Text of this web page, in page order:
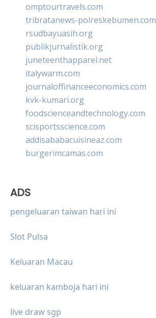
omptourtravels.com
tribratanews-polreskebumen.com
rsudbayuasih.org
publikjurnalistik.org
juneteenthapparel.net
italywarm.com
journaloffinanceeconomics.com
kvk-kumari.org
foodscienceandtechnology.com
scisportsscience.com
addisababacuisineaz.com
burgerimcamas.com
ADS
pengeluaran taiwan hari ini
Slot Pulsa
Keluaran Macau
keluaran kamboja hari ini
live draw sgp